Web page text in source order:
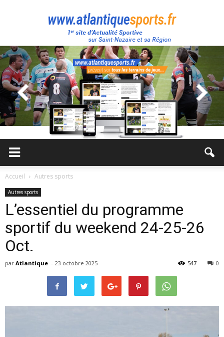
Atlantique
Sport
Accueil Autres sports
Autres sports
L’essentiel du programme
sportif du weekend 24-25-26
Oct.
par Atlantique - 23 octobre 2025 0
547